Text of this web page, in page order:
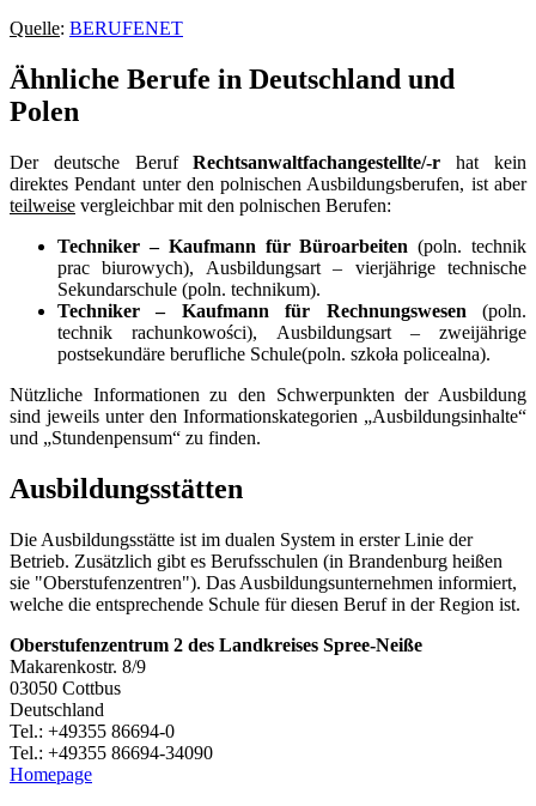
Quelle: BERUFENET
Ähnliche Berufe in Deutschland und
Polen
Der deutsche BerufRechtsanwaltfachangestellte/-rhat kein
direktes Pendant unter den polnischen Ausbildungsberufen, ist aber
teilweise vergleichbar mit den polnischen Berufen:
Techniker – Kaufmann für Büroarbeiten (poln. technik
prac biurowych), Ausbildungsart – vierjährige technische
Sekundarschule (poln. technikum).
Techniker – Kaufmann für Rechnungswesen (poln.
technik rachunkowości), Ausbildungsart – zweijährige
postsekundäre berufliche Schule(poln. szkoła policealna).
Nützliche Informationen zu den Schwerpunkten der Ausbildung
sind jeweils unter den Informationskategorien „Ausbildungsinhalte“
und „Stundenpensum“ zu finden.
Ausbildungsstätten
Die Ausbildungsstätte ist im dualen System in erster Linie der
Betrieb. Zusätzlich gibt es Berufsschulen (in Brandenburg heißen
sie "Oberstufenzentren"). Das Ausbildungsunternehmen informiert,
welche die entsprechende Schule für diesen Beruf in der Region ist.
Oberstufenzentrum 2 des Landkreises Spree-Neiße
Makarenkostr. 8/9
03050 Cottbus
Deutschland
Tel.: +49355 86694-0
Tel.: +49355 86694-34090
Homepage